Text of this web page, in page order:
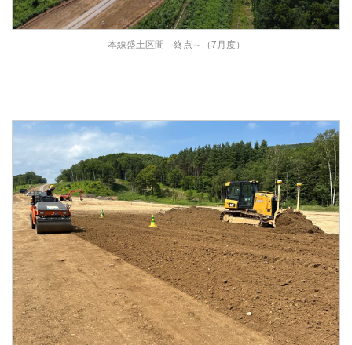
本線盛土区間 終点～（7月度）